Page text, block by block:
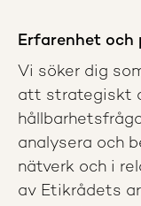
Erfarenhet och
Vi söker dig
att strategiskt
analysera och
nätverk och i
av Etikrådets